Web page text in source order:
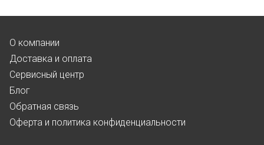
О компании
Доставка и оплата
Сервисный центр
Блог
Обратная связь
Оферта и политика конфиденциальности